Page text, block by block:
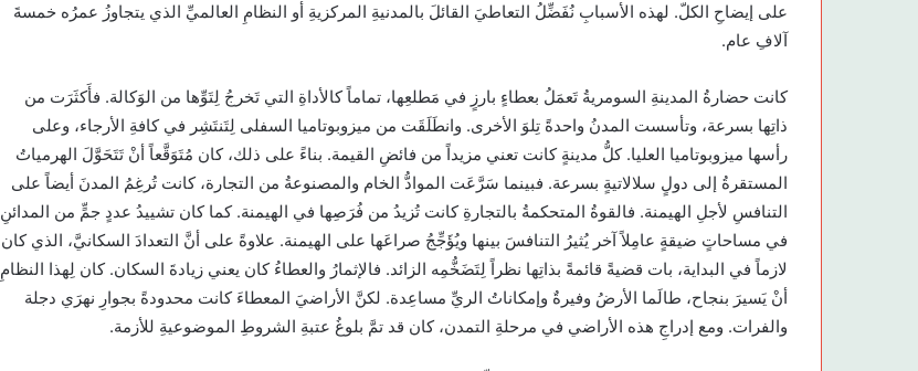
على إيضاحِ الكلّ. لهذه الأسبابِ نُفَضِّلُ التعاطيَ القائلَ بالمدنيةِ المركزيةِ أو النظامِ العالميِّ الذي يتجاوزُ عمرُه خمسةَ
آلافِ عام.
كانت حضارةُ المدينةِ السومريةُ تَعمَلُ بعطاءٍ بارزٍ في مَطلعِها، تماماً كالأداةِ التي تَخرجُ لِتَوِّها من الوَكالة. فأَكثَرَت من
ذاتِها بسرعة، وتأسست المدنُ واحدةً تِلوَ الأخرى. وانطَلَقَت من ميزوبوتاميا السفلى لِتَنتَشِر في كافةِ الأرجاء، وعلى
رأسها ميزوبوتاميا العليا. كلُّ مدينةٍ كانت تعني مزيداً من فائضِ القيمة. بناءً على ذلك، كان مُتَوَقَّعاً أنْ تَتَحَوَّلَ الهرمياتُ
المستقرةُ إلى دولٍ سلالاتيةٍ بسرعة. فبينما سَرَّعَت الموادُّ الخام والمصنوعةُ من التجارة، كانت تُرغِمُ المدنَ أيضاً على
التنافسِ لأجلِ الهيمنة. فالقوةُ المتحكمةُ بالتجارةِ كانت تُزيدُ من فُرَصِها في الهيمنة. كما كان تشييدُ عددٍ جمٍّ من المدائنِ
في مساحاتٍ ضيقةٍ عامِلاً آخر يُثيرُ التنافسَ بينها ويُؤَجِّجُ صراعَها على الهيمنة. علاوةً على أنَّ التعدادَ السكانيَّ، الذي كان
لازماً في البداية، بات قضيةً قائمةً بذاتِها نظراً لِتَضَخُّمِه الزائد. فالإثمارُ والعطاءُ كان يعني زيادةَ السكان. كان لِهذا النظامِ
أنْ يَسيرَ بنجاح، طالَما الأرضُ وفيرةٌ وإمكاناتُ الريِّ مساعِدة. لكنَّ الأراضيَ المعطاءَ كانت محدودةً بجوارِ نهرَي دجلة
والفرات. ومع إدراجِ هذه الأراضي في مرحلةِ التمدن، كان قد تمَّ بلوغُ عتبةِ الشروطِ الموضوعيةِ للأزمة.